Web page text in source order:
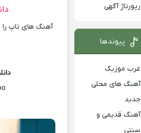
آهنگ های تاپ را
رپورتاژ آگهی
پیوندها
غرب موزیک
آهنگ های محلی
جدید
آهنگ قدیمی و
سنتی